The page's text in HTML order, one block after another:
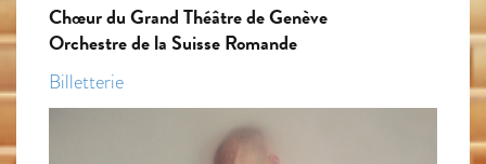
Chœur du Grand Théâtre de Genève
Orchestre de la Suisse Romande
Billetterie